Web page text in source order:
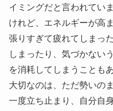
イミングだと言われていま
けれど、エネルギーが高
張りすぎて疲れてしまっ
しまったり、気づかない
を消耗してしまうことも
大切なのは、ただ勢いの
一度立ち止まり、自分自